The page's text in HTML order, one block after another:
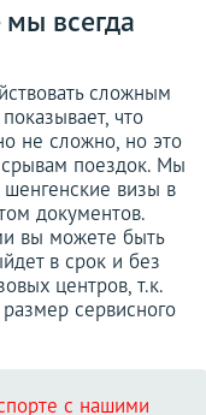
всегда
сложным
что
не сложно, но это
поездок. Мы
визы в
документов.
вы можете быть
в срок и без
центров, т.к.
сервисного
с нашими